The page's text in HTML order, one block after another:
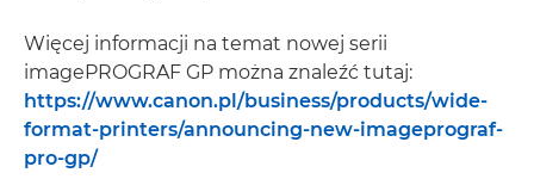
Więcej informacji na temat nowej serii
imagePROGRAF GP można znaleźć tutaj:
https://www.canon.pl/business/products/wide-
format-printers/announcing-new-imageprograf-
pro-gp/